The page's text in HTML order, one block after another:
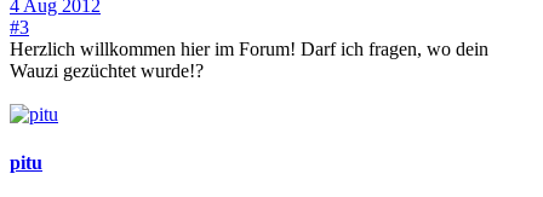
4 Aug 2012
#3
Herzlich willkommen hier im Forum! Darf ich fragen, wo dein
Wauzi gezüchtet wurde!?
pitu